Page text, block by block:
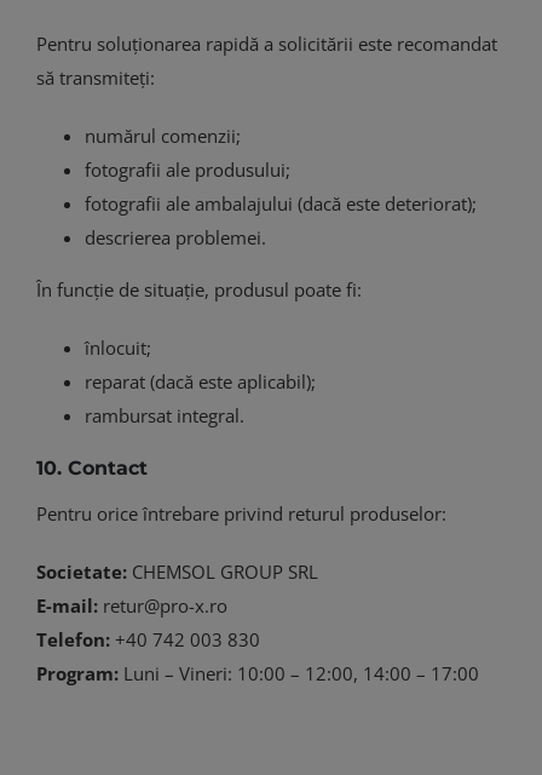
Pentru soluționarea rapidă a solicitării este recomandat
să transmiteți:
numărul comenzii;
fotografii ale produsului;
fotografii ale ambalajului (dacă este deteriorat);
descrierea problemei.
În funcție de situație, produsul poate fi:
înlocuit;
reparat (dacă este aplicabil);
rambursat integral.
10. Contact
Pentru orice întrebare privind returul produselor:
Societate: CHEMSOL GROUP SRL
E-mail: retur@pro-x.ro
Telefon: +40 742 003 830
Program: Luni – Vineri: 10:00 – 12:00, 14:00 – 17:00